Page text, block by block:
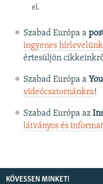
el.
Szabad Európa a
ingyenes
értesüljön
Szabad Európa a
videócsatornánkra!
Szabad Európa az
látványos és
KÖVESSEN MINKET!